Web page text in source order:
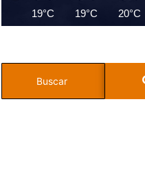
19°C 19°C 20°C